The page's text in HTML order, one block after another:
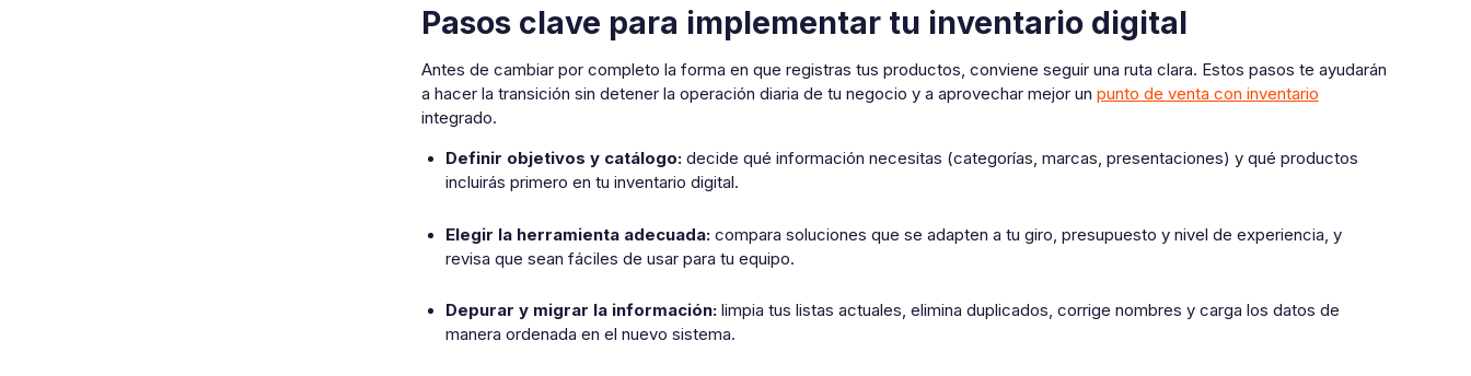
Pasos clave para implementar tu inventario digital
Antes de cambiar por completo la forma en que registras tus productos, conviene seguir una ruta clara. Estos pasos te ayudarán
a hacer la transición sin detener la operación diaria de tu negocio y a aprovechar mejor un punto de venta con inventario
integrado.
Definir objetivos y catálogo: decide qué información necesitas (categorías, marcas, presentaciones) y qué productos
incluirás primero en tu inventario digital.
Elegir la herramienta adecuada: compara soluciones que se adapten a tu giro, presupuesto y nivel de experiencia, y
revisa que sean fáciles de usar para tu equipo.
Depurar y migrar la información: limpia tus listas actuales, elimina duplicados, corrige nombres y carga los datos de
manera ordenada en el nuevo sistema.